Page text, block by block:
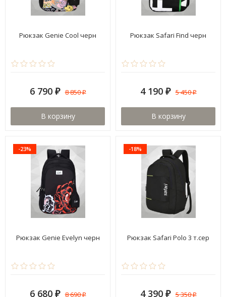
Рюкзак Genie Cool черн
6 790 ₽ 8 850₽
В корзину
Рюкзак Safari Find черн
4 190 ₽ 5 450₽
В корзину
-23%
Рюкзак Genie Evelyn черн
6 680 ₽ 8 690₽
-18%
Рюкзак Safari Polo 3 т.сер
4 390 ₽ 5 350₽